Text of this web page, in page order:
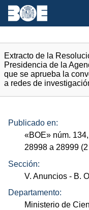
Extracto de la
Presidencia de la
que se aprueba la
a redes de
Publicado en:
«BOE» núm.
28998 a 28999 (2
Sección:
V. Anuncios - B.
Departamento:
Ministerio de